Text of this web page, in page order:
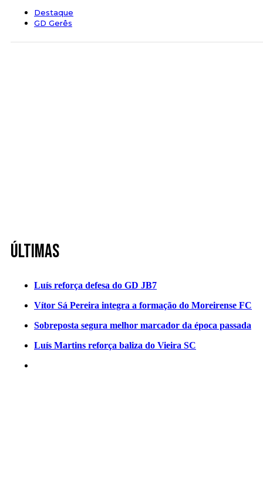
Destaque
GD Gerês
Últimas
Luís reforça defesa do GD JB7
Vítor Sá Pereira integra a formação do Moreirense FC
Sobreposta segura melhor marcador da época passada
Luís Martins reforça baliza do Vieira SC